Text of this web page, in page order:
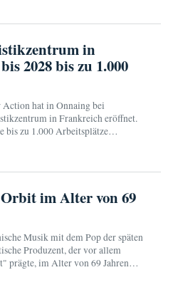
in
2028 bis zu 1.000
hat in Onnaing bei
in Frankreich eröffnet.
bis zu 1.000 Arbeitsplätze
im Alter von 69
Musik mit dem Pop der späten
Produzent, der vor allem
prägte, im Alter von 69 Jahren